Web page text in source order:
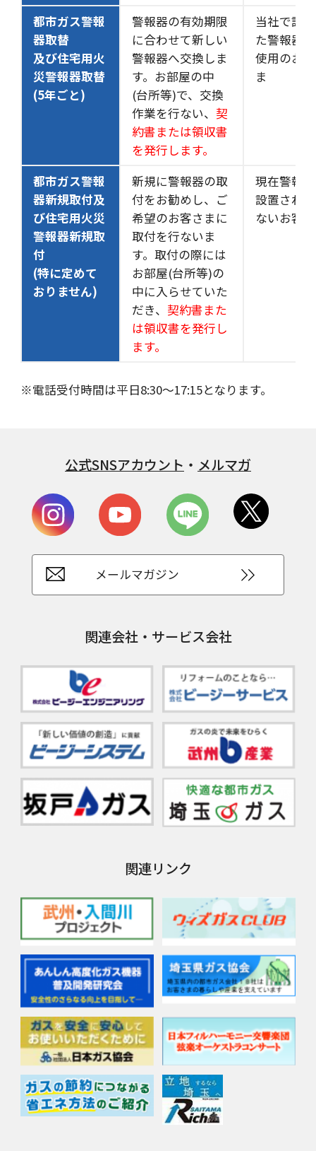
都市ガス警報
器取替
及び住宅用火
災警報器取替
(5年ごと)
警報器の有効期限
に合わせて新しい
警報器へ交換しま
す。お部屋の中
(台所等)で、交換
作業を行ない、 契
約書または領収書
を発行します。
当社で設
た警報器
使用のお
ま
都市ガス警報
器新規取付及
び住宅用火災
警報器新規取
付
(特に定めて
おりません)
新規に警報器の取
付をお勧めし、ご
希望のお客さまに
取付を行ないま
す。取付の際には
お部屋(台所等)の
中に入らせていた
だき、 契約書また
は領収書を発行し
ます。
現在警報
設置され
ないお客
※電話受付時間は平日8:30～17:15となります。
公式SNSアカウント ・ メルマガ
メールマガジン
関連会社・サービス会社
関連リンク